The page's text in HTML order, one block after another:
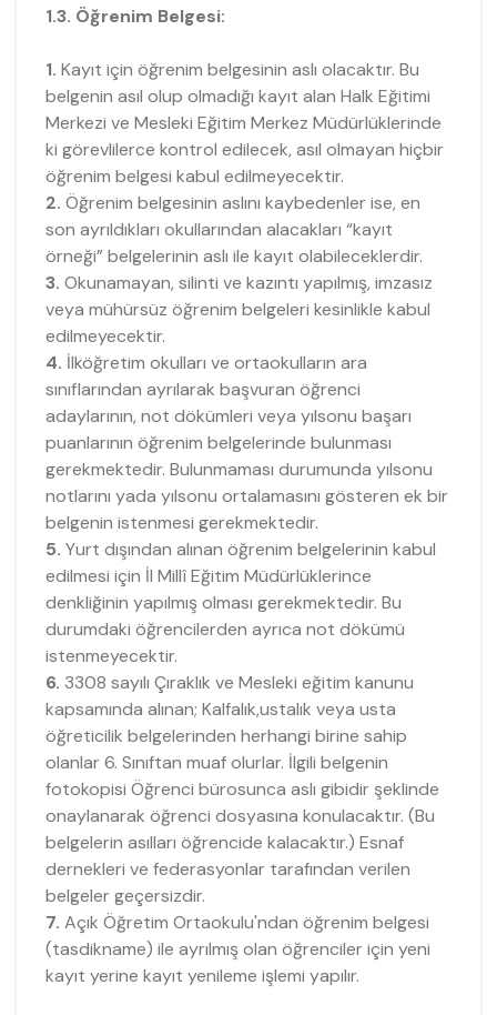
1.3. Öğrenim Belgesi:
1. Kayıt için öğrenim belgesinin aslı olacaktır. Bu
belgenin asıl olup olmadığı kayıt alan Halk Eğitimi
Merkezi ve Mesleki Eğitim Merkez Müdürlüklerinde
ki görevlilerce kontrol edilecek, asıl olmayan hiçbir
öğrenim belgesi kabul edilmeyecektir.
2. Öğrenim belgesinin aslını kaybedenler ise, en
son ayrıldıkları okullarından alacakları “kayıt
örneği” belgelerinin aslı ile kayıt olabileceklerdir.
3. Okunamayan, silinti ve kazıntı yapılmış, imzasız
veya mühürsüz öğrenim belgeleri kesinlikle kabul
edilmeyecektir.
4. İlköğretim okulları ve ortaokulların ara
sınıflarından ayrılarak başvuran öğrenci
adaylarının, not dökümleri veya yılsonu başarı
puanlarının öğrenim belgelerinde bulunması
gerekmektedir. Bulunmaması durumunda yılsonu
notlarını yada yılsonu ortalamasını gösteren ek bir
belgenin istenmesi gerekmektedir.
5. Yurt dışından alınan öğrenim belgelerinin kabul
edilmesi için İl Millî Eğitim Müdürlüklerince
denkliğinin yapılmış olması gerekmektedir. Bu
durumdaki öğrencilerden ayrıca not dökümü
istenmeyecektir.
6. 3308 sayılı Çıraklık ve Mesleki eğitim kanunu
kapsamında alınan; Kalfalık,ustalık veya usta
öğreticilik belgelerinden herhangi birine sahip
olanlar 6. Sınıftan muaf olurlar. İlgili belgenin
fotokopisi Öğrenci bürosunca aslı gibidir şeklinde
onaylanarak öğrenci dosyasına konulacaktır. (Bu
belgelerin asılları öğrencide kalacaktır.) Esnaf
dernekleri ve federasyonlar tarafından verilen
belgeler geçersizdir.
7. Açık Öğretim Ortaokulu'ndan öğrenim belgesi
(tasdikname) ile ayrılmış olan öğrenciler için yeni
kayıt yerine kayıt yenileme işlemi yapılır.